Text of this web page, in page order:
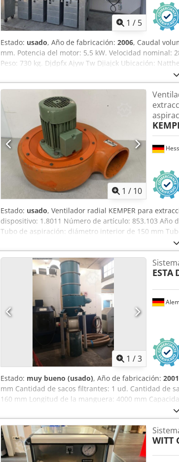
1 / 5
Estado: usado, Año de fabricación: 2006, Caudal
mm. Potencia del motor: 5,5 kW. Velocidad nominal:
Peso: 730 kg. Djdpfx Ajyw Tw Djiajck Ubicación:
1 / 10
Estado: usado, Ventilador radial KEMPER para
dispositivo: 1.8011 Número de artículo: 853.103 Año
Tubo de aspiración: diámetro interior de 150 mm
del motor: 2800 rpm Potencia del motor: 0,75 kW
fundición de aluminio - Rodete de fundición de
ancho x alto): 450 x 420 x 400 mm Peso: 20 kg En
soldadura Dcedpfezpbrwex Aiajk Disponibles 2
1 /3
ESTA
Estado: muy bueno (usado), Año de fabricación: 2001
mm Cantidad de sacos filtrantes: 1 ud. Cantidad de
160 mm Longitud de la manguera: 4000 mm
Potencia del motor: 3 kW Este sistema de
puede ser inspeccionado en funcionamiento en las
ciclónico previo con válvula rotativa para descarga
extracción de polvos combustibles Dimensiones:
Separador previo: 1,1 (ancho) x 1 (profundidad) x 2,8
WITT